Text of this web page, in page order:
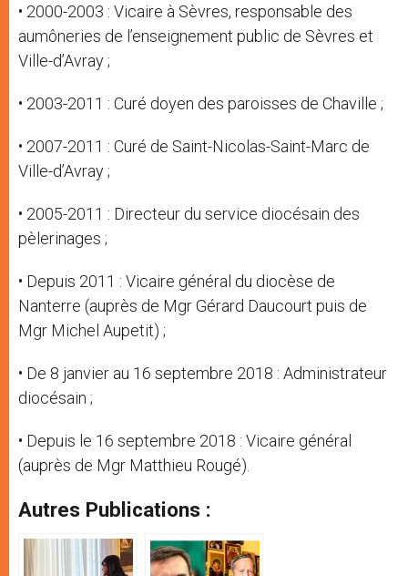
• 2000-2003 : Vicaire à Sèvres, responsable des
aumôneries de l’enseignement public de Sèvres et
Ville-d’Avray ;
• 2003-2011 : Curé doyen des paroisses de Chaville ;
• 2007-2011 : Curé de Saint-Nicolas-Saint-Marc de
Ville-d’Avray ;
• 2005-2011 : Directeur du service diocésain des
pèlerinages ;
• Depuis 2011 : Vicaire général du diocèse de
Nanterre (auprès de Mgr Gérard Daucourt puis de
Mgr Michel Aupetit) ;
• De 8 janvier au 16 septembre 2018 : Administrateur
diocésain ;
• Depuis le 16 septembre 2018 : Vicaire général
(auprès de Mgr Matthieu Rougé).
Autres Publications :